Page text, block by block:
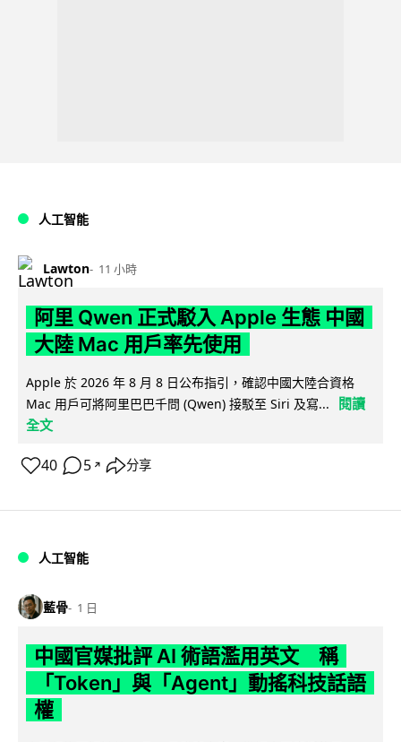
人工智能
Lawton 11 小時
阿里 Qwen 正式駁入 Apple 生態 中國
大陸 Mac 用戶率先使用
Apple 於 2026 年 8 月 8 日公布指引，確認中國大陸合資格
Mac 用戶可將阿里巴巴千問 (Qwen) 接駁至 Siri 及寫...
閱讀
全文
40 5 ↗ 分享
人工智能
藍骨 1 日
中國官媒批評 AI 術語濫用英文 稱
「Token」與「Agent」動搖科技話語
權